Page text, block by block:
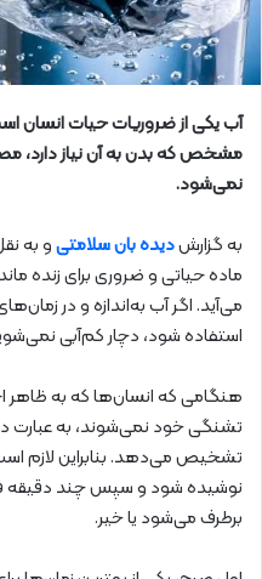
آب یکی از ضروریات حیات انسان
مشخص که بدن به آن نیاز دارد،
نمی‌شود.
به گزارشدیده بان سلامتیو به
ماده حیاتی و ضروری برای زنده
می‌آید. اگر آب به‌اندازه و در
استفاده شود، دچار کم‌آبی
هنگامی که انسان‌ها که به
تشنگی خود نمی‌شوند، به عبارت
تشخیص می‌دهد. بنابراین لازم
نوشیده شود و سپس چند دقیقه
برطرف می‌شود یا خیر.